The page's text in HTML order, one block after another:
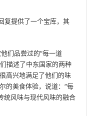
复提供了一个宝库，其
们品尝过的“每一道
描述了中东国家的两种
兴地满足了他们的味
的美食体验，说道：“每
统风味与现代风味的融合